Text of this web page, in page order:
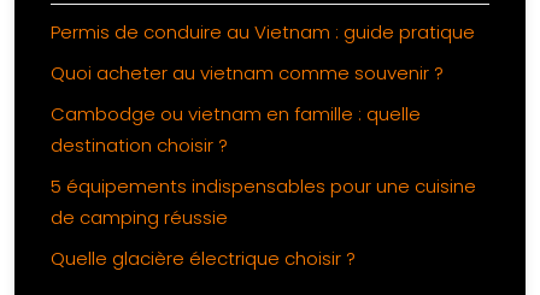
Permis de conduire au Vietnam : guide pratique
Quoi acheter au vietnam comme souvenir ?
Cambodge ou vietnam en famille : quelle
destination choisir ?
5 équipements indispensables pour une cuisine
de camping réussie
Quelle glacière électrique choisir ?